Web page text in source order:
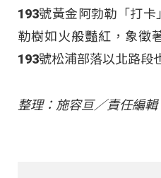
193號黃金阿勃勒「打
勒樹如火般豔紅，象徵
193號松浦部落以北路段
整理：施容亘／責任編